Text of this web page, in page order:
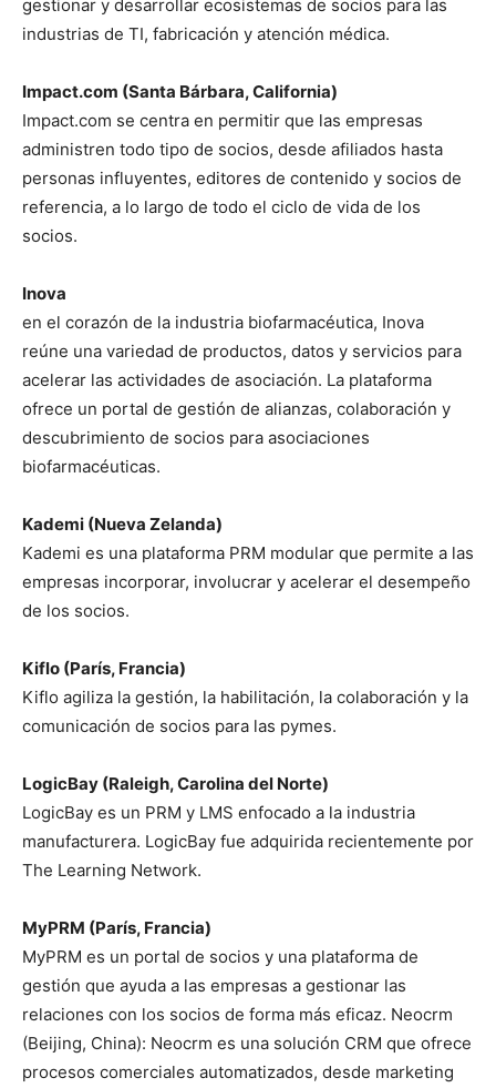
gestionar y desarrollar ecosistemas de socios para las
industrias de TI, fabricación y atención médica.
Impact.com (Santa Bárbara, California)
Impact.com se centra en permitir que las empresas
administren todo tipo de socios, desde afiliados hasta
personas influyentes, editores de contenido y socios de
referencia, a lo largo de todo el ciclo de vida de los
socios.
Inova
en el corazón de la industria biofarmacéutica, Inova
reúne una variedad de productos, datos y servicios para
acelerar las actividades de asociación. La plataforma
ofrece un portal de gestión de alianzas, colaboración y
descubrimiento de socios para asociaciones
biofarmacéuticas.
Kademi (Nueva Zelanda)
Kademi es una plataforma PRM modular que permite a las
empresas incorporar, involucrar y acelerar el desempeño
de los socios.
Kiflo (París, Francia)
Kiflo agiliza la gestión, la habilitación, la colaboración y la
comunicación de socios para las pymes.
LogicBay (Raleigh, Carolina del Norte)
LogicBay es un PRM y LMS enfocado a la industria
manufacturera. LogicBay fue adquirida recientemente por
The Learning Network.
MyPRM (París, Francia)
MyPRM es un portal de socios y una plataforma de
gestión que ayuda a las empresas a gestionar las
relaciones con los socios de forma más eficaz. Neocrm
(Beijing, China): Neocrm es una solución CRM que ofrece
procesos comerciales automatizados, desde marketing